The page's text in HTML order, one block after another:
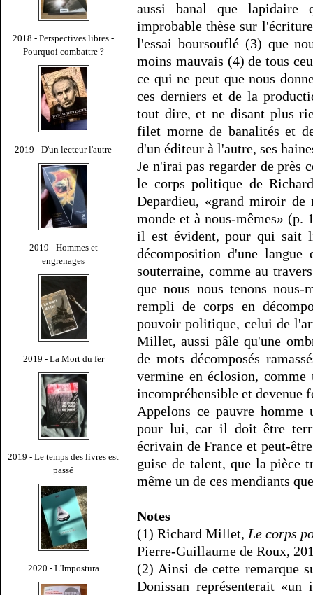
2018 - Perspectives libres -
Pourquoi combattre ?
2019 - D'un lecteur l'autre
2019 - Hommes et
engrenages
2019 - La Mort du fer
2019 - Le temps des livres est
passé
2020 - L'Impostura
aussi banal que
improbable thèse sur
l'essai boursouflé (3) que
moins mauvais (4) de tous
ce qui ne peut que nous
ces derniers et de la
tout dire, et ne disant plus
filet morne de banalités et
d'un éditeur à l'autre, ses
Je n'irai pas regarder de près
le corps politique de
Depardieu, «grand miroir de
monde et à nous-mêmes» (p.
il est évident, pour qui sait
décomposition d'une langue
souterraine, comme au
que nous nous tenons nous-
rempli de corps en
pouvoir politique, celui de
Millet, aussi pâle qu'une
de mots décomposés
vermine en éclosion,
incompréhensible et devenue
Appelons ce pauvre
pour lui, car il doit être
écrivain de France et peut-
guise de talent, que la pièce
même un de ces mendiants
Notes
(1) Richard Millet, Le corps
Pierre-Guillaume de Roux,
(2) Ainsi de cette remarque
Donissan représenterait